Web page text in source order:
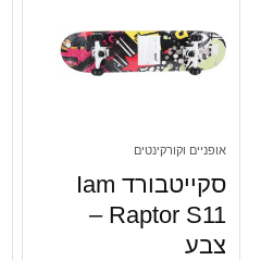
אופניים וקורקינטים
סקייטבורד Iam
Raptor S11 –
צבע